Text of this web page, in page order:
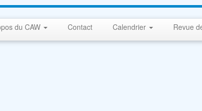
du CAW Contact Calendrier Revue